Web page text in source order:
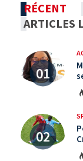
RÉCENT
ARTICLES